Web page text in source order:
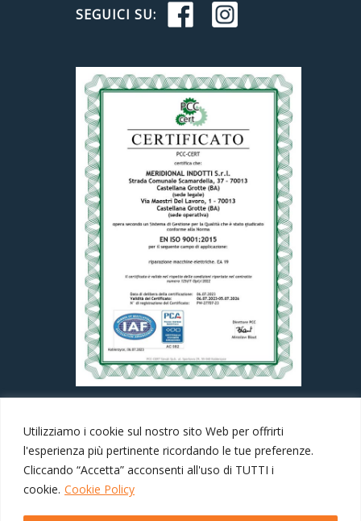
Utilizziamo i cookie sul nostro sito Web per offrirti
l'esperienza più pertinente ricordando le tue preferenze.
Cliccando “Accetta” acconsenti all'uso di TUTTI i
cookie. Cookie Policy
SEGUICI SU: